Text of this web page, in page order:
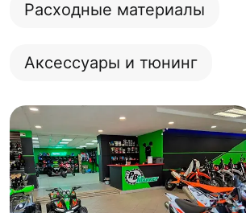
Расходные материалы
Аксессуары и тюнинг